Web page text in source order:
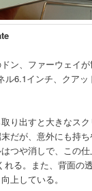
ン、ファーウェイ
ル6.1インチ、クア
り出すと大きなス
だが、意外にも持
つや消しで、この
れる。また、背面の
上している。